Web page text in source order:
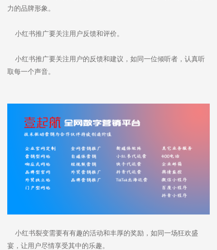
力的品牌形象。
小红书推广要关注用户反馈和评价。
小红书推广要关注用户的反馈和建议，如同一位倾听者，认真听
取每一个声音。
小红书裂变需要有有趣的活动和丰厚的奖励，如同一场狂欢盛
宴，让用户尽情享受其中的乐趣。